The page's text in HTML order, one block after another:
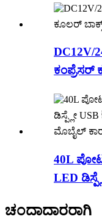
DC12V/
ಕಂಪ್ರೆಸರ್
40L
LED
ಚಂದಾದಾರರಾಗಿ